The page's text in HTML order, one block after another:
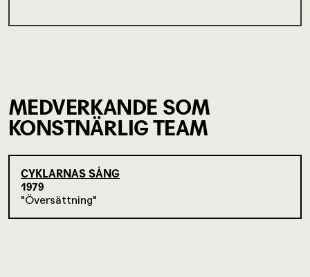
MEDVERKANDE SOM
KONSTNÄRLIG TEAM
CYKLARNAS SÅNG
1979
Översättning